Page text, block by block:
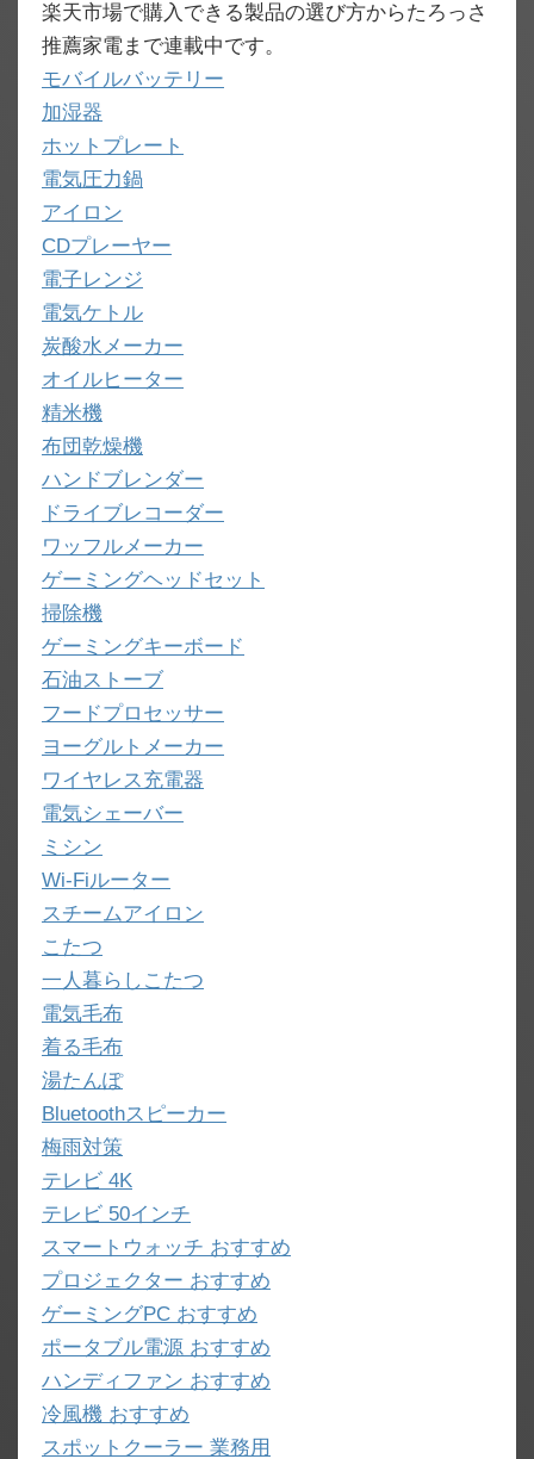
楽天市場で購入できる製品の選び方からたろっさ
推薦家電まで連載中です。
モバイルバッテリー
加湿器
ホットプレート
電気圧力鍋
アイロン
CDプレーヤー
電子レンジ
電気ケトル
炭酸水メーカー
オイルヒーター
精米機
布団乾燥機
ハンドブレンダー
ドライブレコーダー
ワッフルメーカー
ゲーミングヘッドセット
掃除機
ゲーミングキーボード
石油ストーブ
フードプロセッサー
ヨーグルトメーカー
ワイヤレス充電器
電気シェーバー
ミシン
Wi-Fiルーター
スチームアイロン
こたつ
一人暮らしこたつ
電気毛布
着る毛布
湯たんぽ
Bluetoothスピーカー
梅雨対策
テレビ 4K
テレビ 50インチ
スマートウォッチ おすすめ
プロジェクター おすすめ
ゲーミングPC おすすめ
ポータブル電源 おすすめ
ハンディファン おすすめ
冷風機 おすすめ
スポットクーラー 業務用